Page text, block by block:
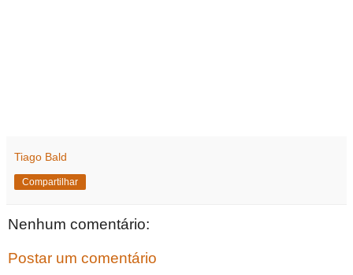
Tiago Bald
Compartilhar
Nenhum comentário:
Postar um comentário